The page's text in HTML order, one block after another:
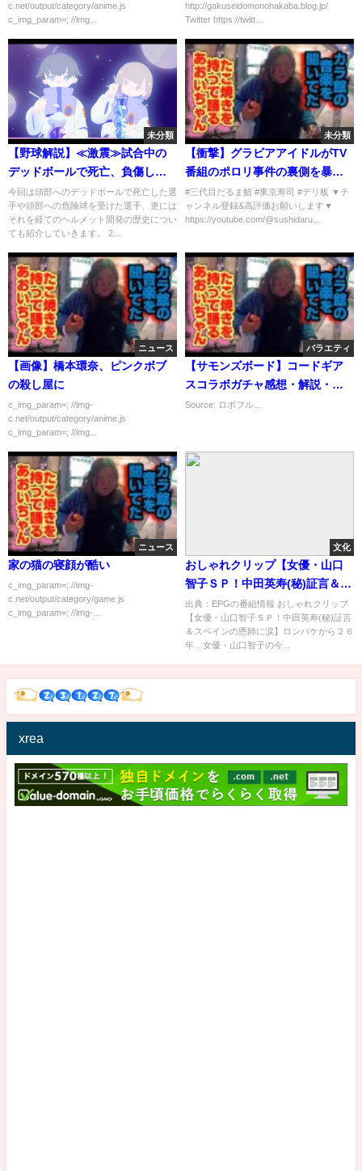
c.net/output/category/anime.js
c_img_param=; //img...
http://gakuseidomonohakaba.blog.jp/
Twitter https://twitt...
未分類
【野球解説】≪激震≫試合中の
デッドボールで死亡、負傷した
プロ野球選手４選！！
今回は頭部へのデッドボールで死亡した選
手や頭部への危険球を受けた選手、更には
それを経てのヘルメット開発の歴史につい
ても紹介していきます。 2...
未分類
【衝撃】グラビアアイドルがTV
番組のポロリ事件の裏側を暴露 #
手束真知子
#三代目だるま鮨 #東京寿司 #デリ板 ▼チ
ャンネル登録&高評価お願いします▼
https://youtube.com/@sushidaru...
ニュース
【画像】橋本環奈、ピンクボブ
の殺し屋に
c_img_param=; //img-
c.net/output/category/anime.js
c_img_param=; //img...
バラエティ
【サモンズボード】コードギア
スコラボガチャ感想・解説・考
察【てすたー講座】
Source: ロボフル...
ニュース
家の猫の寝顔が酷い
c_img_param=; //img-
c.net/output/category/game.js
c_img_param=; //img-...
文化
おしゃれクリップ【女優・山口
智子ＳＰ！中田英寿(秘)証言＆ス
ペインの恩師に涙】[字][デ]…の
番組内容解析まとめ
出典：EPGの番組情報 おしゃれクリップ
【女優・山口智子ＳＰ！中田英寿(秘)証言
＆スペインの恩師に涙】ロンバケから２６
年…女優・山口智子の今...
xrea